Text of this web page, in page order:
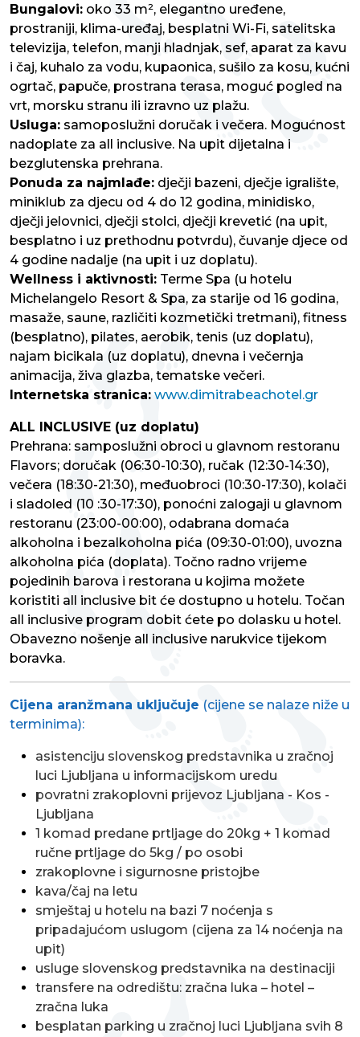
Bungalovi: oko 33 m², elegantno uređene,
prostraniji, klima-uređaj, besplatni Wi-Fi, satelitska
televizija, telefon, manji hladnjak, sef, aparat za kavu
i čaj, kuhalo za vodu, kupaonica, sušilo za kosu, kućni
ogrtač, papuče, prostrana terasa, moguć pogled na
vrt, morsku stranu ili izravno uz plažu.
Usluga: samoposlužni doručak i večera. Mogućnost
nadoplate za all inclusive. Na upit dijetalna i
bezglutenska prehrana.
Ponuda za najmlađe: dječji bazeni, dječje igralište,
miniklub za djecu od 4 do 12 godina, minidisko,
dječji jelovnici, dječji stolci, dječji krevetić (na upit,
besplatno i uz prethodnu potvrdu), čuvanje djece od
4 godine nadalje (na upit i uz doplatu).
Wellness i aktivnosti: Terme Spa (u hotelu
Michelangelo Resort & Spa, za starije od 16 godina,
masaže, saune, različiti kozmetički tretmani), fitness
(besplatno), pilates, aerobik, tenis (uz doplatu),
najam bicikala (uz doplatu), dnevna i večernja
animacija, živa glazba, tematske večeri.
Internetska stranica: www.dimitrabeachotel.gr
ALL INCLUSIVE (uz doplatu)
Prehrana: samposlužni obroci u glavnom restoranu
Flavors; doručak (06:30-10:30), ručak (12:30-14:30),
večera (18:30-21:30), međuobroci (10:30-17:30), kolači
i sladoled (10 :30-17:30), ponoćni zalogaji u glavnom
restoranu (23:00-00:00), odabrana domaća
alkoholna i bezalkoholna pića (09:30-01:00), uvozna
alkoholna pića (doplata). Točno radno vrijeme
pojedinih barova i restorana u kojima možete
koristiti all inclusive bit će dostupno u hotelu. Točan
all inclusive program dobit ćete po dolasku u hotel.
Obavezno nošenje all inclusive narukvice tijekom
boravka.
Cijena aranžmana uključuje (cijene se nalaze niže u
terminima):
asistenciju slovenskog predstavnika u zračnoj
luci Ljubljana u informacijskom uredu
povratni zrakoplovni prijevoz Ljubljana - Kos -
Ljubljana
1 komad predane prtljage do 20kg + 1 komad
ručne prtljage do 5kg / po osobi
zrakoplovne i sigurnosne pristojbe
kava/čaj na letu
smještaj u hotelu na bazi 7 noćenja s
pripadajućom uslugom (cijena za 14 noćenja na
upit)
usluge slovenskog predstavnika na destinaciji
transfere na odredištu: zračna luka – hotel –
zračna luka
besplatan parking u zračnoj luci Ljubljana svih 8